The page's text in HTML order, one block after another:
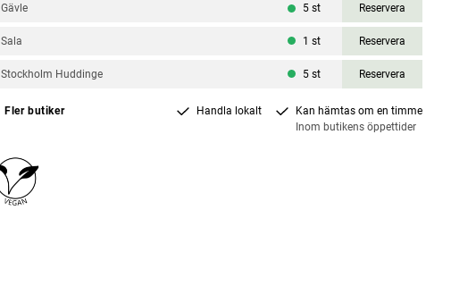
Gävle 5 st Reservera
Sala 1 st Reservera
Stockholm Huddinge 5 st Reservera
Fler butiker Handla lokalt
Kan hämtas om en timme
Inom butikens öppettider